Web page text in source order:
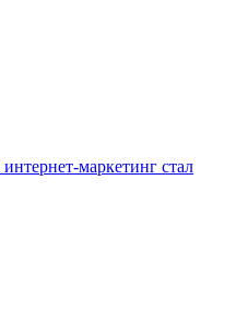
интернет-маркетинг стал